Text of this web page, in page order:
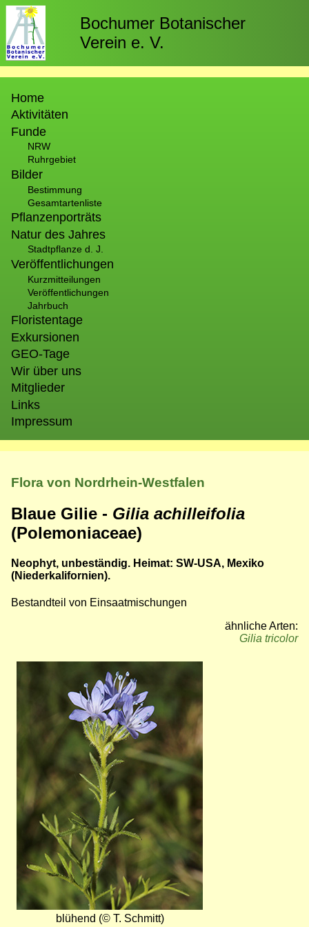
Direkt
zum
Inhalt
Bochumer Botanischer
Verein e. V.
Home
Aktivitäten
Funde
NRW
Ruhrgebiet
Bilder
Bestimmung
Gesamtartenliste
Pflanzenporträts
Natur des Jahres
Stadtpflanze d. J.
Veröffentlichungen
Kurzmitteilungen
Veröffentlichungen
Jahrbuch
Floristentage
Exkursionen
GEO-Tage
Wir über uns
Mitglieder
Links
Impressum
Flora von Nordrhein-Westfalen
Blaue Gilie - Gilia achilleifolia
(Polemoniaceae)
Neophyt, unbeständig. Heimat: SW-USA, Mexiko
(Niederkalifornien).
Bestandteil von Einsaatmischungen
ähnliche Arten:
Gilia tricolor
blühend (© T. Schmitt)